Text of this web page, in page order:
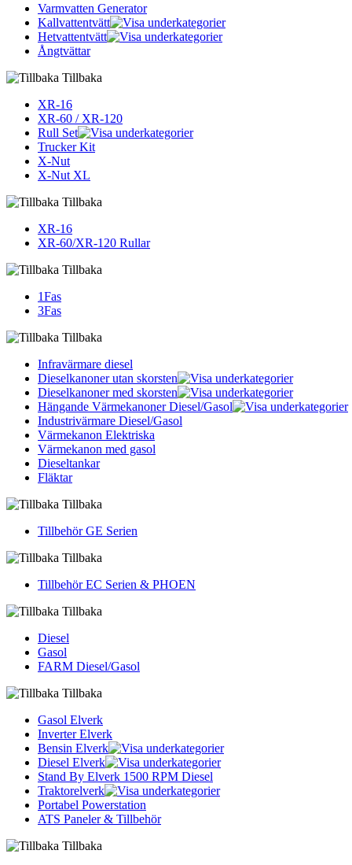
Varmvatten Generator
Kallvattentvätt
Hetvattentvätt
Ångtvättar
Tillbaka
XR-16
XR-60 / XR-120
Rull Set
Trucker Kit
X-Nut
X-Nut XL
Tillbaka
XR-16
XR-60/XR-120 Rullar
Tillbaka
1Fas
3Fas
Tillbaka
Infravärmare diesel
Dieselkanoner utan skorsten
Dieselkanoner med skorsten
Hängande Värmekanoner Diesel/Gasol
Industrivärmare Diesel/Gasol
Värmekanon Elektriska
Värmekanon med gasol
Dieseltankar
Fläktar
Tillbaka
Tillbehör GE Serien
Tillbaka
Tillbehör EC Serien & PHOEN
Tillbaka
Diesel
Gasol
FARM Diesel/Gasol
Tillbaka
Gasol Elverk
Inverter Elverk
Bensin Elverk
Diesel Elverk
Stand By Elverk 1500 RPM Diesel
Traktorelverk
Portabel Powerstation
ATS Paneler & Tillbehör
Tillbaka